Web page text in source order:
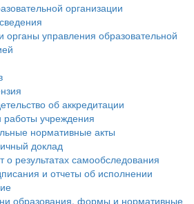
организации
органы управления образовательной
об аккредитации
работы учреждения
нормативные акты
доклад
о результатах самообследования
и отчеты об исполнении
образования, формы и нормативные